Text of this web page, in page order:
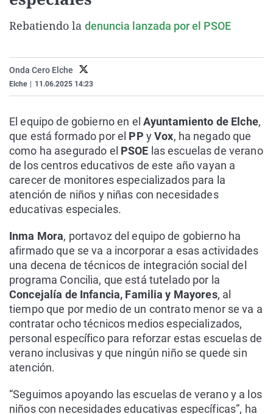
Gente viajera
Retornados
Galicia
País Vasco
Televisión
Rebatiendo la denuncia lanzada por el PSOE
Onda Cero Elche
Elche 11.06.2025 14:23
El equipo de gobierno en el Ayuntamiento de Elche,
que está formado por el PP yVox, ha negado que
como ha asegurado el PSOE las escuelas de verano
de los centros educativos de este año vayan a
carecer de monitores especializados para la
atención de niños y niñas con necesidades
educativas especiales.
Inma Mora, portavoz del equipo de gobierno ha
afirmado que se va a incorporar a esas actividades
una decena de técnicos de integración social del
programa Concilia, que está tutelado por la
Concejalía de Infancia, Familia y Mayores, al
tiempo que por medio de un contrato menor se va a
contratar ocho técnicos medios especializados,
personal específico para reforzar estas escuelas de
verano inclusivas y que ningún niño se quede sin
atención.
“Seguimos apoyando las escuelas de verano y a los
niños con necesidades educativas específicas”, ha